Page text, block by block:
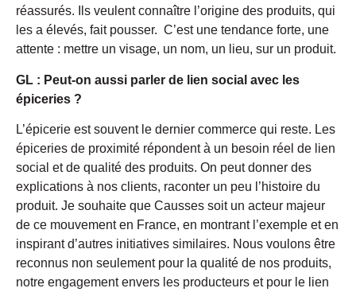
réassurés. Ils veulent connaître l’origine des produits, qui
les a élevés, fait pousser. C’est une tendance forte, une
attente : mettre un visage, un nom, un lieu, sur un produit.
GL : Peut-on aussi parler de lien social avec les
épiceries ?
L’épicerie est souvent le dernier commerce qui reste. Les
épiceries de proximité répondent à un besoin réel de lien
social et de qualité des produits. On peut donner des
explications à nos clients, raconter un peu l’histoire du
produit. Je souhaite que Causses soit un acteur majeur
de ce mouvement en France, en montrant l’exemple et en
inspirant d’autres initiatives similaires. Nous voulons être
reconnus non seulement pour la qualité de nos produits,
notre engagement envers les producteurs et pour le lien